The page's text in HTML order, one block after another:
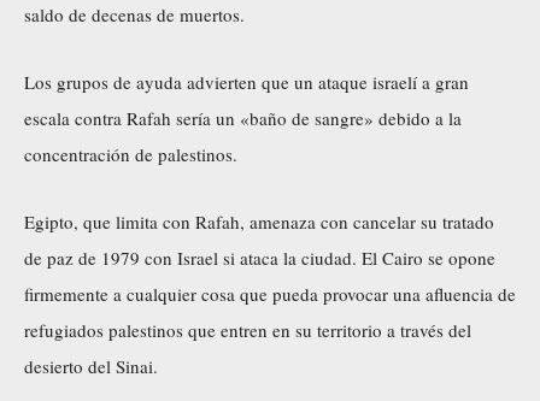
saldo de decenas de muertos.
Los grupos de ayuda advierten que un ataque israelí a gran
escala contra Rafah sería un «baño de sangre» debido a la
concentración de palestinos.
Egipto, que limita con Rafah, amenaza con cancelar su tratado
de paz de 1979 con Israel si ataca la ciudad. El Cairo se opone
firmemente a cualquier cosa que pueda provocar una afluencia de
refugiados palestinos que entren en su territorio a través del
desierto del Sinai.